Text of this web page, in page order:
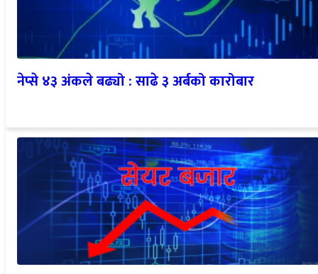
नेप्से ४३ अंकले बढ्यो : साढे ३ अर्बको कारोबार